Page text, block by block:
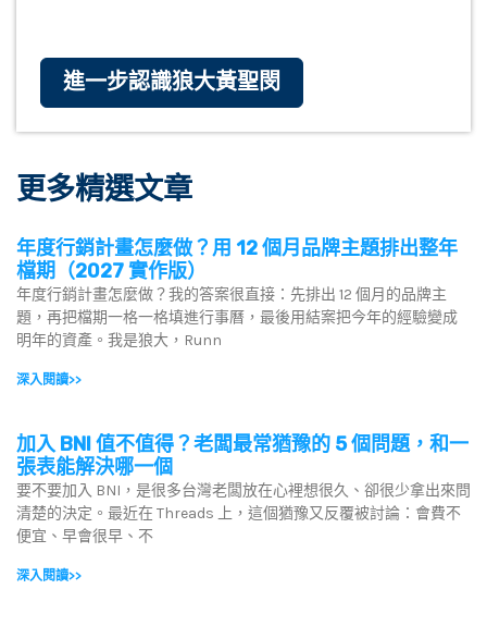
進一步認識狼大黃聖閔
更多精選文章
年度行銷計畫怎麼做？用 12 個月品牌主題排出整年
檔期（2027 實作版）
年度行銷計畫怎麼做？我的答案很直接：先排出 12 個月的品牌主
題，再把檔期一格一格填進行事曆，最後用結案把今年的經驗變成
明年的資產。我是狼大，Runn
深入閱讀>>
加入 BNI 值不值得？老闆最常猶豫的 5 個問題，和一
張表能解決哪一個
要不要加入 BNI，是很多台灣老闆放在心裡想很久、卻很少拿出來問
清楚的決定。最近在 Threads 上，這個猶豫又反覆被討論：會費不
便宜、早會很早、不
深入閱讀>>